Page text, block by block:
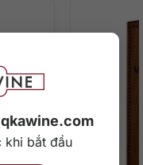
khi bắt đầu
nhưng nó
và có thể bạn sẽ
và thùng gỗ sồi
bừng sáng không